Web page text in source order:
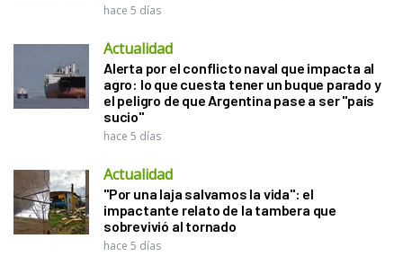
hace 5 días
Actualidad
Alerta por el conflicto naval que impacta al
agro: lo que cuesta tener un buque parado y
el peligro de que Argentina pase a ser "país
sucio"
hace 5 días
Actualidad
"Por una laja salvamos la vida": el
impactante relato de la tambera que
sobrevivió al tornado
hace 5 días